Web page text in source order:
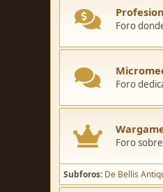
Foro
Foro
Foro
Subforos De Bellis